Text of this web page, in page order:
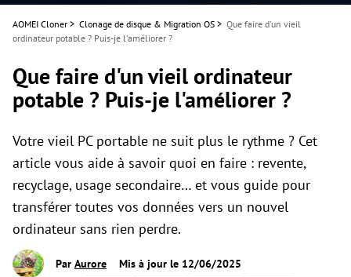
AOMEI Cloner > Clonage de disque & Migration OS > Que faire d'un vieil
ordinateur potable ? Puis-je l'améliorer ?
Que faire d'un vieil ordinateur
potable ? Puis-je l'améliorer ?
Votre vieil PC portable ne suit plus le rythme ? Cet
article vous aide à savoir quoi en faire : revente,
recyclage, usage secondaire… et vous guide pour
transférer toutes vos données vers un nouvel
ordinateur sans rien perdre.
Par Aurore
Mis à jour le 12/06/2025